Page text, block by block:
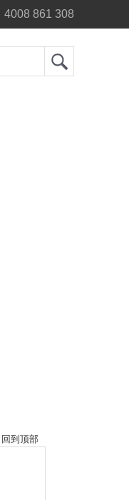
4008 861 308
回到顶部